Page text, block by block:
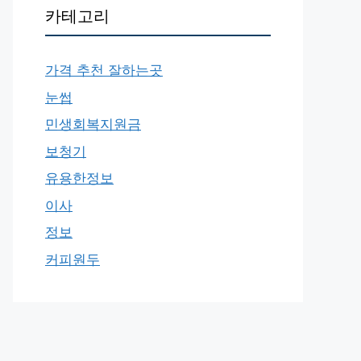
카테고리
가격 추천 잘하는곳
눈썹
민생회복지원금
보청기
유용한정보
이사
정보
커피원두